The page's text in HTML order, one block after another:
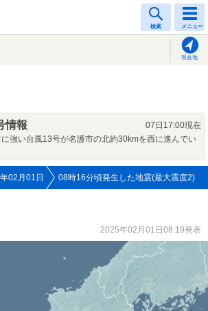
検索 メニュー
現在地
情報
07日17:00現在
強い台風13号が名護市の北約30kmを西に進んでい
02月01日 08時16分頃発生した地震(最大震度2)
2025年02月01日08:19発表